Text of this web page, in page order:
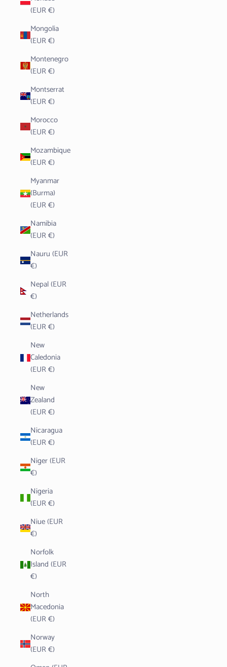
(EUR €)
Mongolia
(EUR €)
Montenegro
(EUR €)
Montserrat
(EUR €)
Morocco
(EUR €)
Mozambique
(EUR €)
Myanmar
(Burma)
(EUR €)
Namibia
(EUR €)
Nauru (EUR
€)
Nepal (EUR
€)
Netherlands
(EUR €)
New
Caledonia
(EUR €)
New
Zealand
(EUR €)
Nicaragua
(EUR €)
Niger (EUR
€)
Nigeria
(EUR €)
Niue (EUR
€)
Norfolk
Island (EUR
€)
North
Macedonia
(EUR €)
Norway
(EUR €)